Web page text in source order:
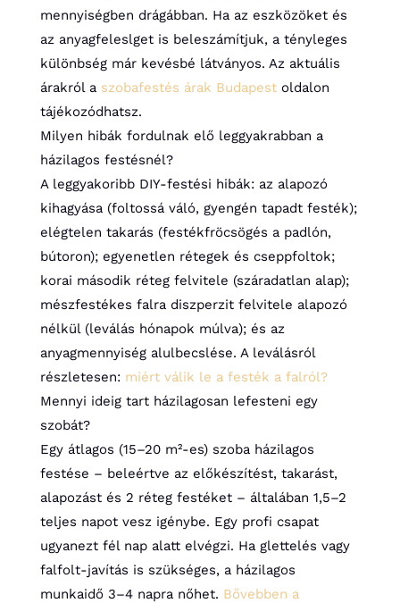
mennyiségben drágábban. Ha az eszközöket és
az anyagfeleslget is beleszámítjuk, a tényleges
különbség már kevésbé látványos. Az aktuális
árakról a szobafestés árak Budapestoldalon
tájékozódhatsz.
Milyen hibák fordulnak elő leggyakrabban a
házilagos festésnél?
A leggyakoribb DIY-festési hibák: az alapozó
kihagyása (foltossá váló, gyengén tapadt festék);
elégtelen takarás (festékfröcsögés a padlón,
bútoron); egyenetlen rétegek és cseppfoltok;
korai második réteg felvitele (száradatlan alap);
mészfestékes falra diszperzit felvitele alapozó
nélkül (leválás hónapok múlva); és az
anyagmennyiség alulbecslése. A leválásról
részletesen: miért válik le a festék a falról?
Mennyi ideig tart házilagosan lefesteni egy
szobát?
Egy átlagos (15–20 m²-es) szoba házilagos
festése – beleértve az előkészítést, takarást,
alapozást és 2 réteg festéket – általában 1,5–2
teljes napot vesz igénybe. Egy profi csapat
ugyanezt fél nap alatt elvégzi. Ha glettelés vagy
falfolt-javítás is szükséges, a házilagos
munkaidő 3–4 napra nőhet. Bővebben a